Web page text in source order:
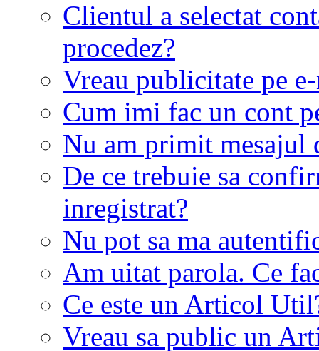
Clientul a selectat
procedez?
Vreau publicitate pe
Cum imi fac un cont
Nu am primit mesajul
De ce trebuie sa
inregistrat?
Nu pot sa ma
Am uitat parola. Ce
Ce este un Articol
Vreau sa public un